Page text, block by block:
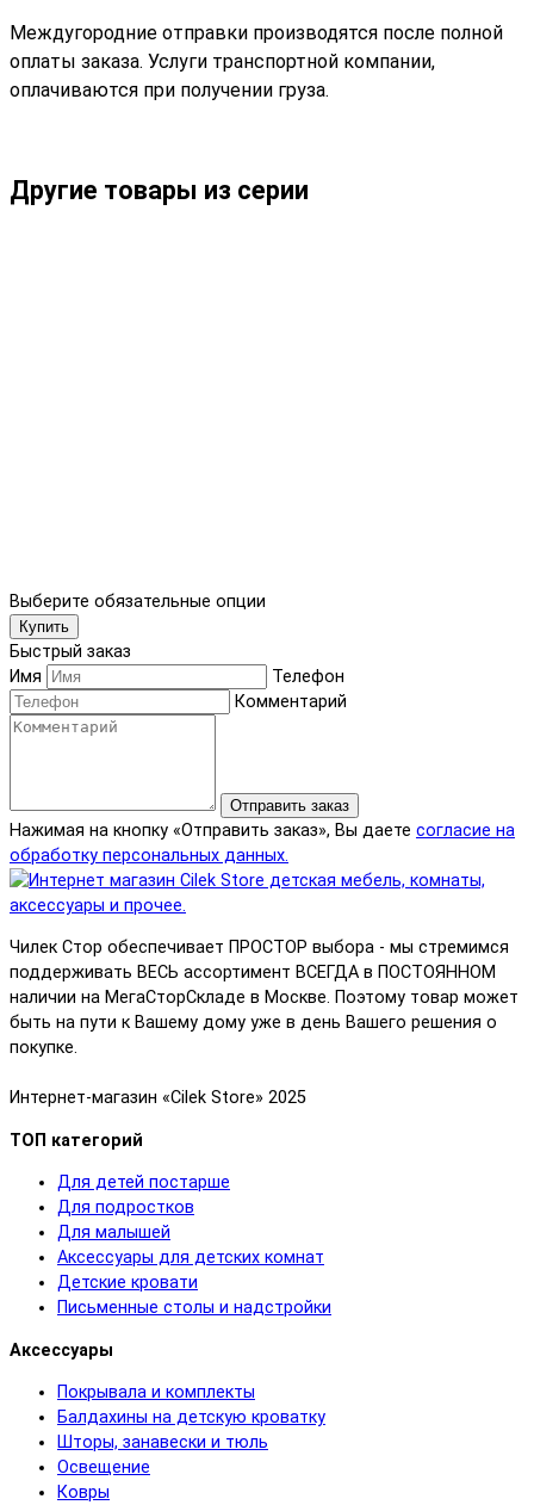
Междугородние отправки производятся после полной
оплаты заказа. Услуги транспортной компании,
оплачиваются при получении груза.
Другие товары из серии
Выберите обязательные опции
Купить
Быстрый заказ
Имя
Телефон
Комментарий
Отправить заказ
Нажимая на кнопку «Отправить заказ», Вы даете согласие на
обработку персональных данных.
Чилек Стор обеспечивает ПРОСТОР выбора - мы стремимся
поддерживать ВЕСЬ ассортимент ВСЕГДА в ПОСТОЯННОМ
наличии на МегаСторСкладе в Москве. Поэтому товар может
быть на пути к Вашему дому уже в день Вашего решения о
покупке.
Интернет-магазин «Cilek Store» 2025
ТОП категорий
Для детей постарше
Для подростков
Для малышей
Аксессуары для детских комнат
Детские кровати
Письменные столы и надстройки
Аксессуары
Покрывала и комплекты
Балдахины на детскую кроватку
Шторы, занавески и тюль
Освещение
Ковры